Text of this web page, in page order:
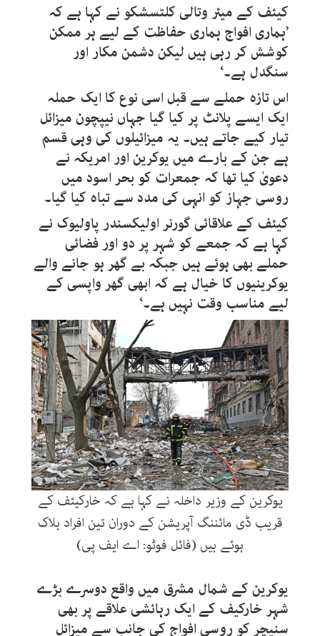
کیئف کے میئر وتالی کلتسشکو نے کہا ہے کہ
’ہماری افواج ہماری حفاظت کے لیے ہر ممکن
کوشش کر رہی ہیں لیکن دشمن مکار اور
سنگدل ہے۔‘
اس تازہ حملے سے قبل اسی نوع کا ایک حملہ
ایک ایسے پلانٹ پر کیا گیا جہاں نیپچون میزائل
تیار کیے جاتے ہیں۔ یہ میزائیلوں کی وہی قسم
ہے جن کے بارے میں یوکرین اور امریکہ نے
دعویٰ کیا تھا کہ جمعرات کو بحر اسود میں
روسی جہاز کو انہی کی مدد سے تباہ کیا گیا۔
کیئف کے علاقائی گورنر اولیکسندر پاولیوک نے
کہا ہے کہ جمعے کو شہر پر دو اور فضائی
حملے بھی ہوئے ہیں جبکہ بے گھر ہو جانے والے
یوکرینیوں کا خیال ہے کہ ابھی گھر واپسی کے
لیے مناسب وقت نہیں ہے۔‘
یوکرین کے وزیر داخلہ نے کہا ہے کہ خارکیئف کے
قریب ڈی مائننگ آپریشن کے دوران تین افراد ہلاک
ہوئے ہیں (فائل فوٹو: اے ایف پی)
یوکرین کے شمال مشرق میں واقع دوسرے بڑے
شہر خارکیف کے ایک رہائشی علاقے پر بھی
سنیچر کو روسی افواج کی جانب سے میزائل